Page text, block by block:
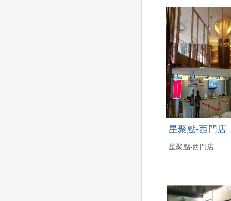
星聚點-西門店
星聚點-西門店